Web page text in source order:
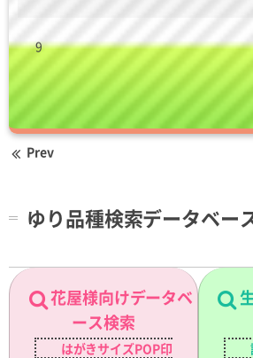
9
Prev
ゆり品種検索データベー
花屋様向けデータベ
ース検索
はがきサイズPOP印